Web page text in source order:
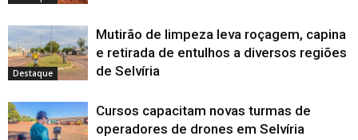
Destaque
Mutirão de limpeza leva roçagem, capina
e retirada de entulhos a diversos regiões
de Selvíria
Cursos capacitam novas turmas de
operadores de drones em Selvíria